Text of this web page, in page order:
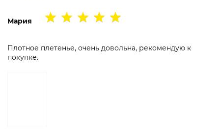
Мария
Плотное плетенье, очень довольна, рекомендую к
покупке.